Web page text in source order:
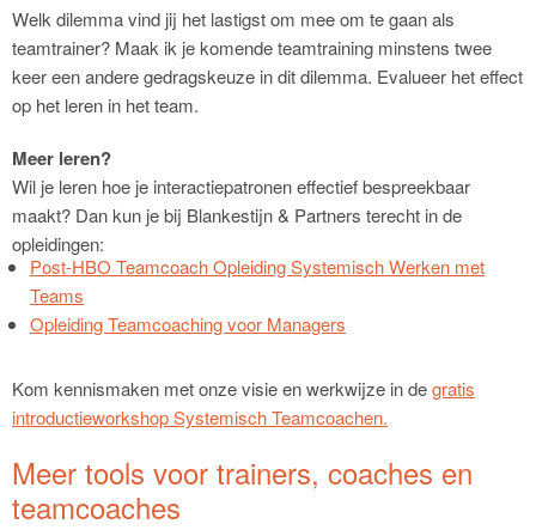
Welk dilemma vind jij het lastigst om mee om te gaan als
teamtrainer? Maak ik je komende teamtraining minstens twee
keer een andere gedragskeuze in dit dilemma. Evalueer het effect
op het leren in het team.
Meer leren?
Wil je leren hoe je interactiepatronen effectief bespreekbaar
maakt? Dan kun je bij Blankestijn & Partners terecht in de
opleidingen:
Post-HBO Teamcoach Opleiding Systemisch Werken met
Teams
Opleiding Teamcoaching voor Managers
Kom kennismaken met onze visie en werkwijze in degratis
introductieworkshop Systemisch Teamcoachen.
Meer tools voor trainers, coaches en
teamcoaches